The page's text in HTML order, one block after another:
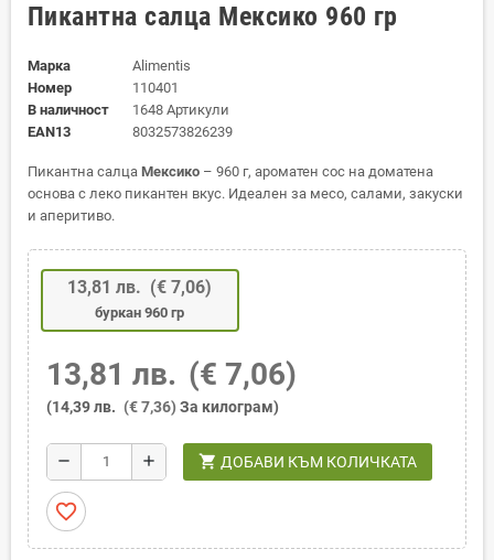
Пикантна салца Мексико 960 гр
Марка
Alimentis
Номер
110401
В наличност
1648 Артикули
EAN13
8032573826239
Пикантна салца Мексико – 960 г, ароматен сос на доматена
основа с леко пикантен вкус. Идеален за месо, салами, закуски
и аперитиво.
13,81 лв. (€ 7,06)
буркан 960 гр
13,81 лв. (€ 7,06)
(14,39 лв. (€ 7,36) За килограм)
remove add shopping_cart ДОБАВИ КЪМ КОЛИЧКАТА
favorite_border